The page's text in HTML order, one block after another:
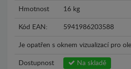
Hmotnost 16 kg
Kód EAN: 5941986203588
Je opatřen s oknem vizualizací pro
Dostupnost Na skladě